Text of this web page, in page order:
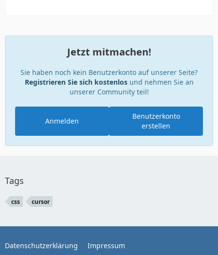
Jetzt mitmachen!
Sie haben noch kein Benutzerkonto auf unserer Seite?
Registrieren Sie sich kostenlosund nehmen Sie an
unserer Community teil!
Benutzerkonto
erstellen
Anmelden
Tags
css cursor
Datenschutzerklärung Impressum